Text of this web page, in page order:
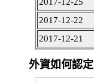
2017-12-22
2017-12-21
外資如何認定